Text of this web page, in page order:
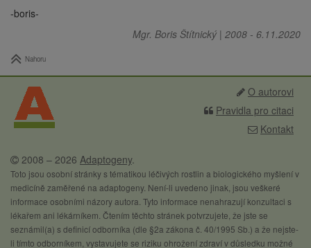
-boris-
Mgr. Boris Štítnický | 2008 - 6.11.2020
Nahoru
O autorovi
Pravidla pro citaci
Kontakt
2008 – 2026 Adaptogeny.
Toto jsou osobní stránky s tématikou léčivých rostlin a biologického myšlení v
medicíně zaměřené na adaptogeny. Není-li uvedeno jinak, jsou veškeré
informace osobními názory autora. Tyto informace nenahrazují konzultaci s
lékařem ani lékárníkem. Čtením těchto stránek potvrzujete, že jste se
seznámil(a) s definicí odborníka (dle §2a zákona č. 40/1995 Sb.) a že nejste-
li tímto odborníkem, vystavujete se riziku ohrožení zdraví v důsledku možné